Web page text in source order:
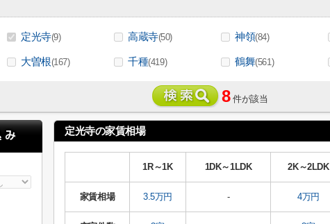
定光寺(9) 高蔵寺(50) 神領(84)
大曽根(167) 千種(419) 鶴舞(561)
8 件が該当
定光寺の家賃相場
1R～1K 1DK～1LDK 2K～2LDK
家賃相場 3.5万円 - 4万円